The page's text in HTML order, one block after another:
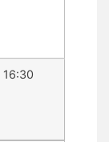
16:30